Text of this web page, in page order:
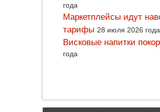
года
Маркетплейсы идут
тарифы 28 июля 2026 года
Висковые напитки
года